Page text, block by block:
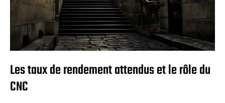
Les taux de rendement attendus et le rôle du
CNC